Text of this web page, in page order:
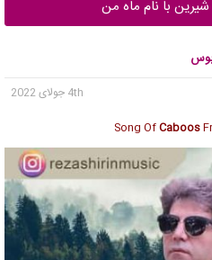
با نام ماه من
4th جولای 2022
Song OfCaboos